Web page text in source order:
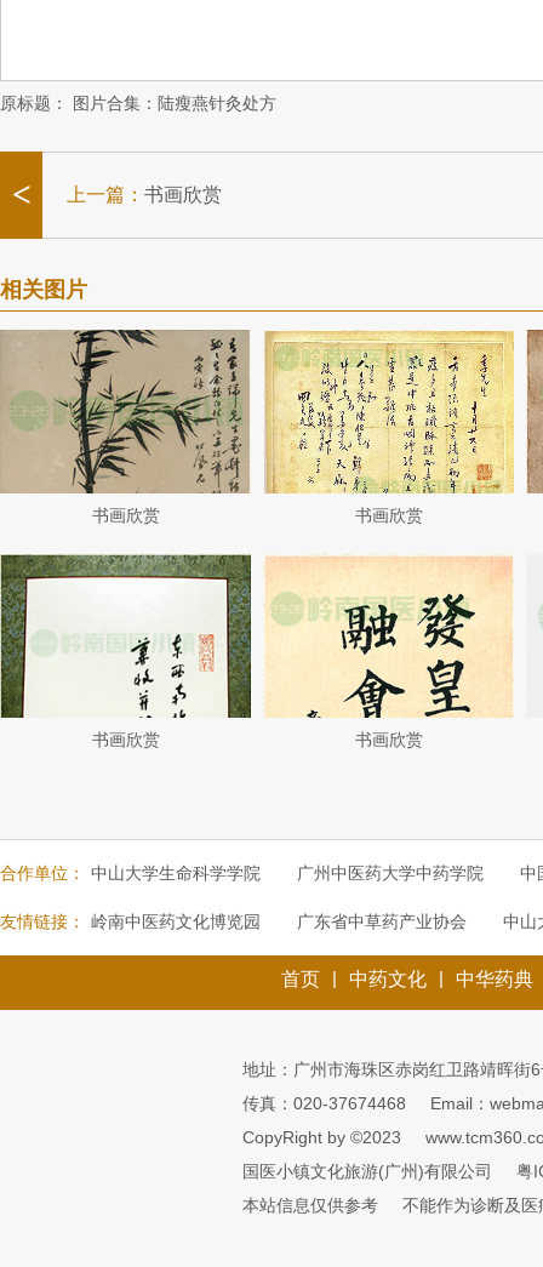
原标题： 图片合集：陆瘦燕针灸处方
< 上一篇： 书画欣赏
相关图片
书画欣赏 书画欣赏
书画欣赏 书画欣赏
合作单位： 中山大学生命科学学院 广州中医药大学中药学院 中
友情链接： 岭南中医药文化博览园 广东省中草药产业协会 中山
首页 | 中药文化 | 中华药典
地址：广州市海珠区赤岗红卫路靖晖街
传真：020-37674468
Email：
CopyRight by ©2023
国医小镇文化旅游(广州)有限公司
粤
本站信息仅供参考
不能作为诊断及医